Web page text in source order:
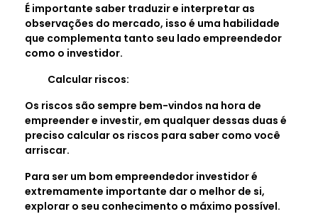
É importante saber traduzir e interpretar as
observações do mercado, isso é uma habilidade
que complementa tanto seu lado empreendedor
como o investidor.
Calcular riscos:
Os riscos são sempre bem-vindos na hora de
empreender e investir, em qualquer dessas duas é
preciso calcular os riscos para saber como você
arriscar.
Para ser um bom empreendedor investidor é
extremamente importante dar o melhor de si,
explorar o seu conhecimento o máximo possível.